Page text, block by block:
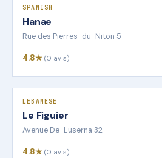
SPANISH
Hanae
Rue des Pierres-du-Niton 5
4.8★ (0 avis)
LEBANESE
Le Figuier
Avenue De-Luserna 32
4.8★ (0 avis)